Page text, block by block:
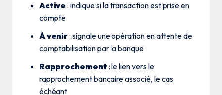
Active : indique si la transaction est prise en
compte
À venir: signale une opération en attente de
comptabilisation par la banque
Rapprochement : le lien vers le
rapprochement bancaire associé, le cas
échéant